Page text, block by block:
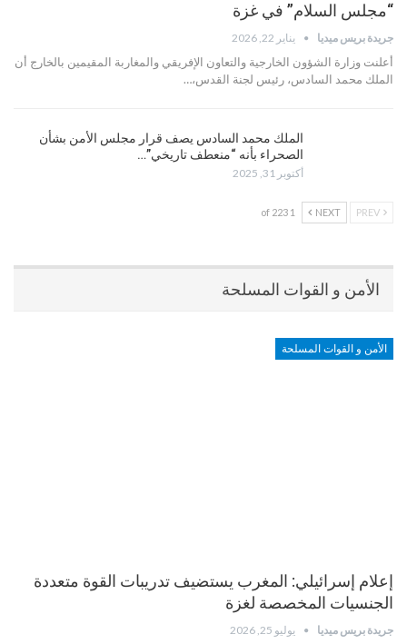
“مجلس السلام” في غزة
جريدة بريس ميديا يناير 22, 2026
أعلنت وزارة الشؤون الخارجية والتعاون الإفريقي والمغاربة المقيمين بالخارج أن
الملك محمد السادس، رئيس لجنة القدس،…
الملك محمد السادس يصف قرار مجلس الأمن بشأن
الصحراء بأنه “منعطف تاريخي”…
أكتوبر 31, 2025
NEXT
1 of 223
الأمن و القوات المسلحة
الأمن و القوات المسلحة
إعلام إسرائيلي: المغرب يستضيف تدريبات القوة متعددة
الجنسيات المخصصة لغزة
جريدة بريس ميديا يوليو 25, 2026